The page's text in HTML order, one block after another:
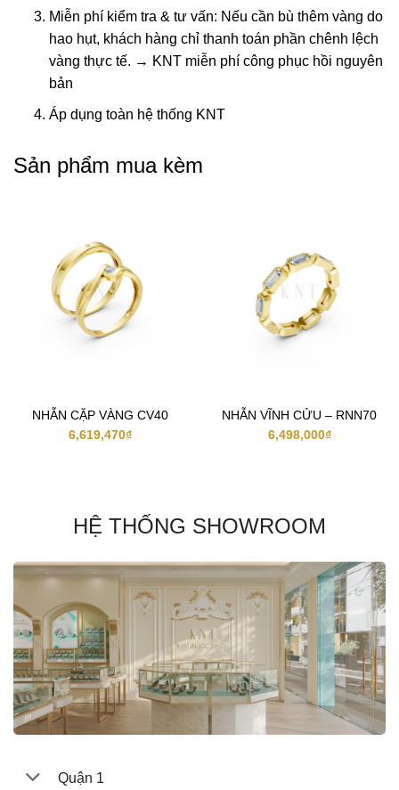
Miễn phí kiểm tra & tư vấn: Nếu cần bù thêm vàng do
hao hụt, khách hàng chỉ thanh toán phần chênh lệch
vàng thực tế. → KNT miễn phí công phục hồi nguyên
bản
Áp dụng toàn hệ thống KNT
Sản phẩm mua kèm
NHẪN CẶP VÀNG CV40
6,619,470₫
NHẪN VĨNH CỬU – RNN70
6,498,000₫
HỆ THỐNG SHOWROOM
Quận 1